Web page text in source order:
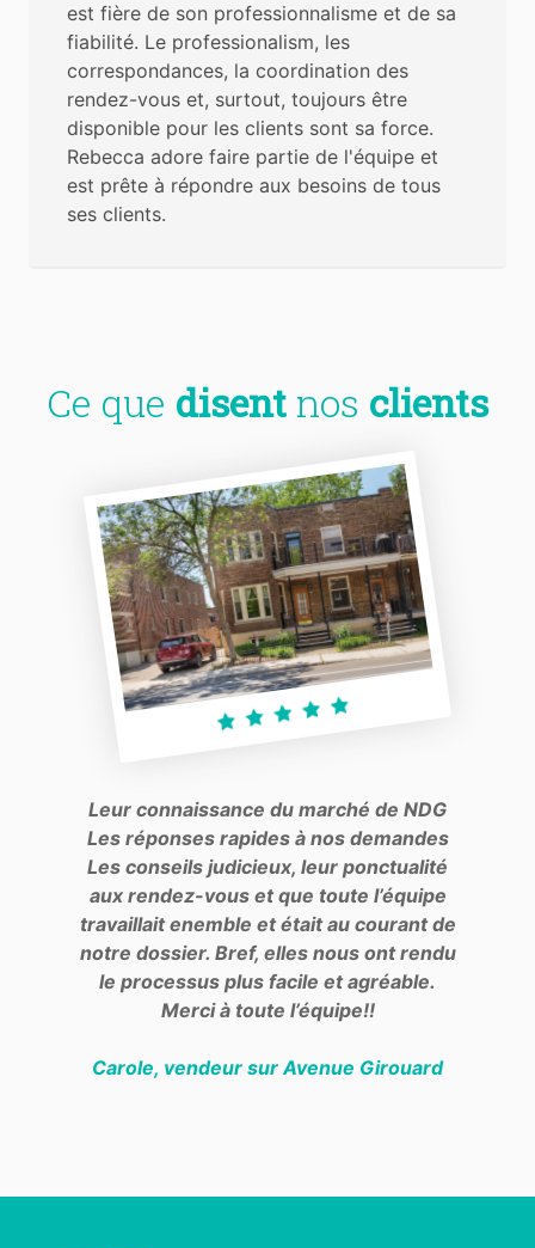
est fière de son professionnalisme et de sa
fiabilité. Le professionalism, les
correspondances, la coordination des
rendez-vous et, surtout, toujours être
disponible pour les clients sont sa force.
Rebecca adore faire partie de l'équipe et
est prête à répondre aux besoins de tous
ses clients.
Ce que disent nos clients
Leur connaissance du marché de NDG
Les réponses rapides à nos demandes
Les conseils judicieux, leur ponctualité
aux rendez-vous et que toute l’équipe
travaillait enemble et était au courant de
notre dossier. Bref, elles nous ont rendu
le processus plus facile et agréable.
Merci à toute l’équipe!!
Carole, vendeur sur Avenue Girouard